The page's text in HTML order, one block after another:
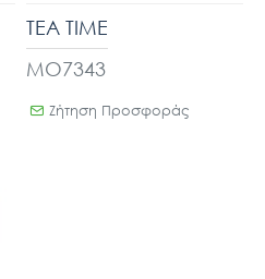
MO7343
TEA TIME
Ζήτηση Προσφοράς